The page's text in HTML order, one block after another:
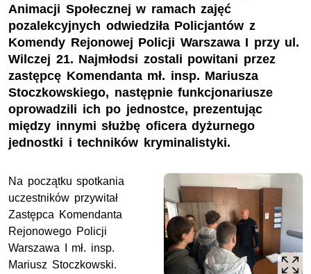
Animacji Społecznej w ramach zajęć
pozalekcyjnych odwiedziła Policjantów z
Komendy Rejonowej Policji Warszawa I przy ul.
Wilczej 21. Najmłodsi zostali powitani przez
zastępcę Komendanta mł. insp. Mariusza
Stoczkowskiego, następnie funkcjonariusze
oprowadzili ich po jednostce, prezentując
między innymi służbę oficera dyżurnego
jednostki i techników kryminalistyki.
Na początku spotkania
uczestników przywitał
Zastępca Komendanta
Rejonowego Policji
Warszawa I mł. insp.
Mariusz Stoczkowski.